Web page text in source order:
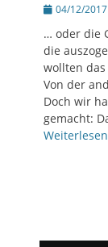
Posted
04/12/2017
… oder die
die
wollten
Von der
Doch wir
gemacht: